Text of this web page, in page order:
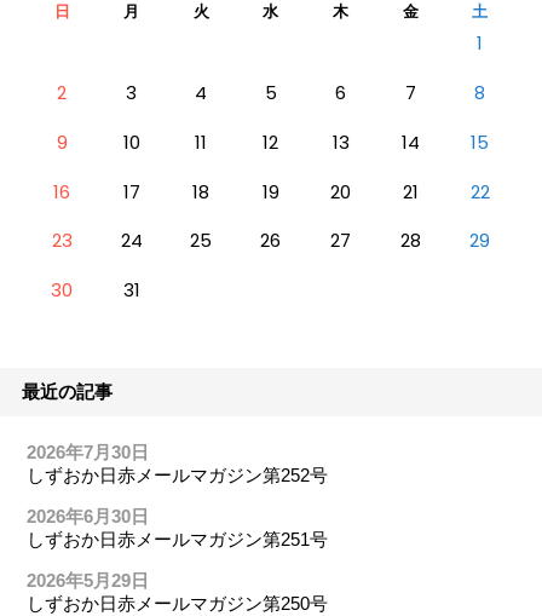
日 月 火 水 木 金 土
1
2
3 4 5 6 7
8
9
10 11 12 13 14
15
16
17 18 19 20 21
22
23
24 25 26 27 28
29
30
31
最近の記事
2026年7月30日
しずおか日赤メールマガジン第252号
2026年6月30日
しずおか日赤メールマガジン第251号
2026年5月29日
しずおか日赤メールマガジン第250号